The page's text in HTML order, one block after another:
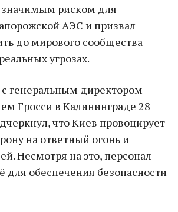
риском для
АЭС и призвал
до мирового сообщества
угрозах.
с генеральным директором
Гросси в Калининграде 28
что Киев провоцирует
на ответный огонь и
Несмотря на это, персонал
для обеспечения безопасности